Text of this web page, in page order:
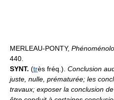
MERLEAU-PONTY,
440.
SYNT. (très fréq.). Conclusion
juste, nulle, prématurée; les
travaux; exposer la conclusion